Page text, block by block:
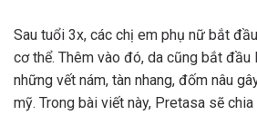
Sau tuổi 3x, các chị em phụ nữ bắt
cơ thể. Thêm vào đó, da cũng bắt đầu
những vết nám, tàn nhang, đốm nâu
mỹ. Trong bài viết này, Pretasa sẽ